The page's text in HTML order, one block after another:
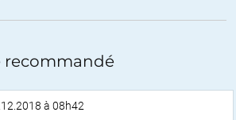
recommandé
à 08h42